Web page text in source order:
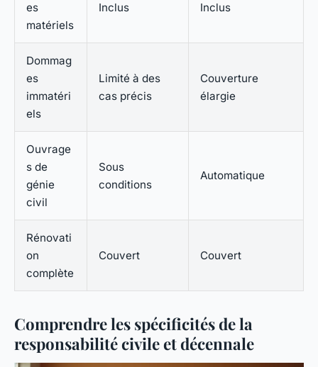
es
matériels
Inclus Inclus
Dommag
es
immatéri
els
Limité à des
cas précis
Couverture
élargie
Ouvrage
s de
génie
civil
Sous
conditions
Automatique
Rénovati
on
complète
Couvert Couvert
Comprendre les spécificités de la
responsabilité civile et décennale